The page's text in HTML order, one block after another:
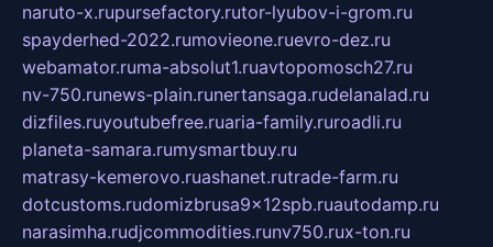
naruto-x.rupursefactory.rutor-lyubov-i-grom.ru
spayderhed-2022.rumovieone.ruevro-dez.ru
webamator.ruma-absolut1.ruavtopomosch27.ru
nv-750.runews-plain.runertansaga.rudelanalad.ru
dizfiles.ruyoutubefree.ruaria-family.ruroadli.ru
planeta-samara.rumysmartbuy.ru
matrasy-kemerovo.ruashanet.rutrade-farm.ru
dotcustoms.rudomizbrusa9x12spb.ruautodamp.ru
narasimha.rudjcommodities.runv750.rux-ton.ru